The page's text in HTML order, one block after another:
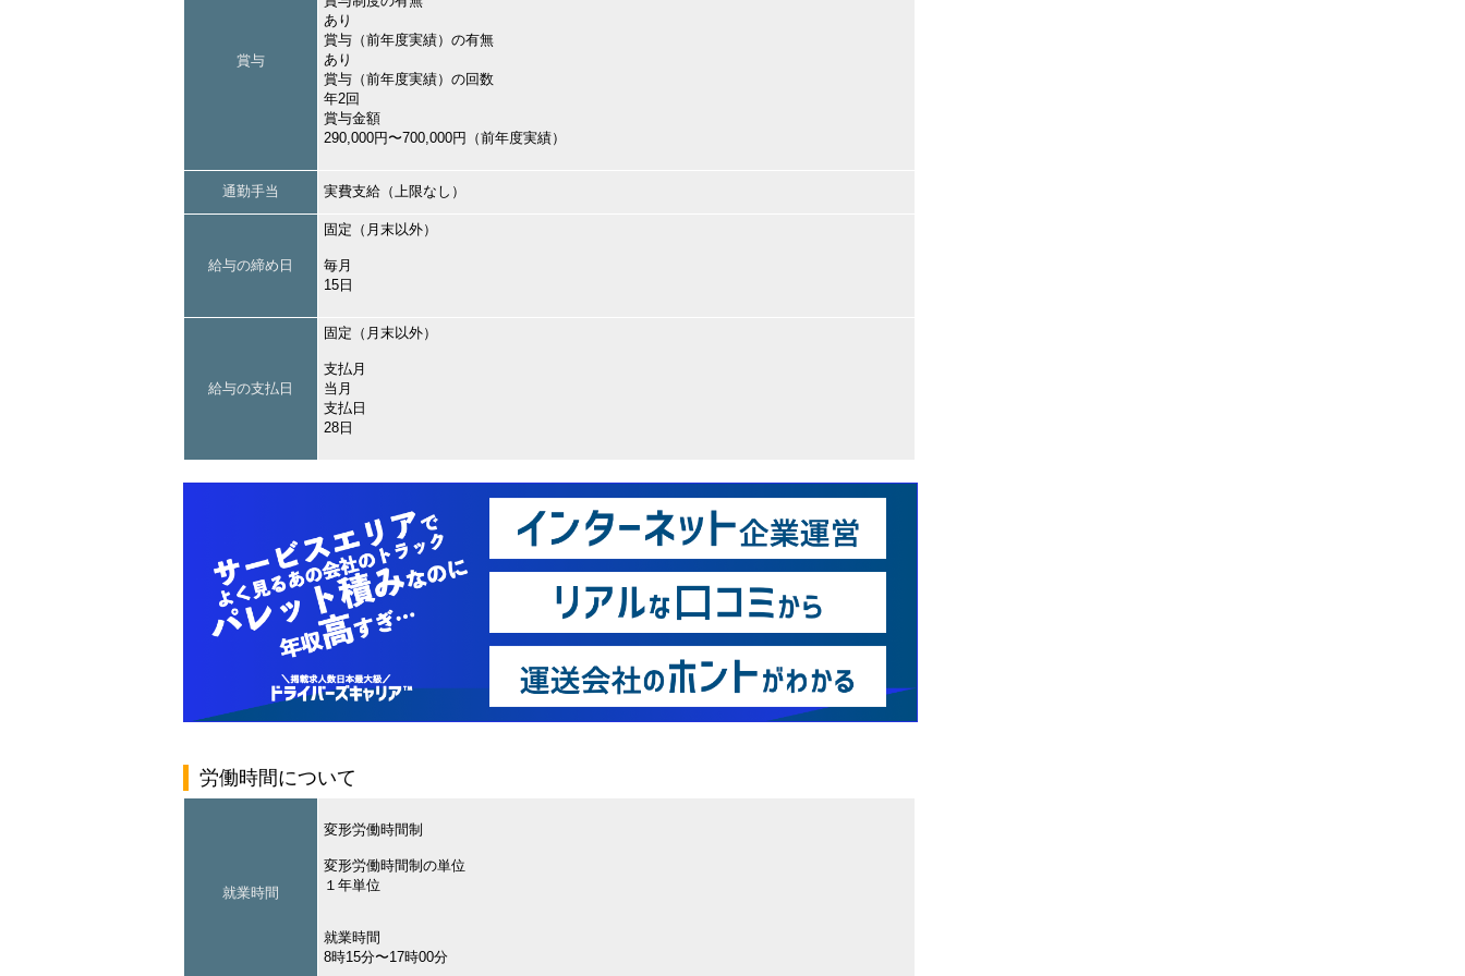
賞与
あり
賞与（前年度実績）の有無
あり
賞与（前年度実績）の回数
年2回
賞与金額
290,000円〜700,000円（前年度実績）
通勤手当 実費支給（上限なし）
給与の締め日
固定（月末以外）
毎月
15日
給与の支払日
固定（月末以外）
支払月
当月
支払日
28日
労働時間について
就業時間
変形労働時間制
変形労働時間制の単位
１年単位
就業時間
8時15分〜17時00分